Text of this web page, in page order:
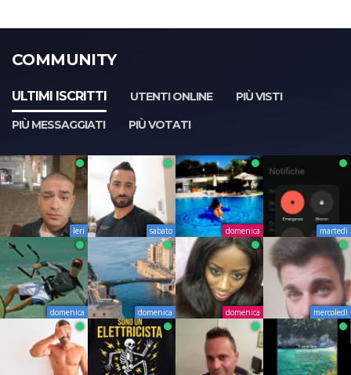
COMMUNITY
ULTIMI ISCRITTI UTENTI ONLINE
PIÙ VISTI
PIÙ MESSAGGIATI
PIÙ VOTATI
Ieri sabato domenica martedì
domenica domenica domenica mercoledì